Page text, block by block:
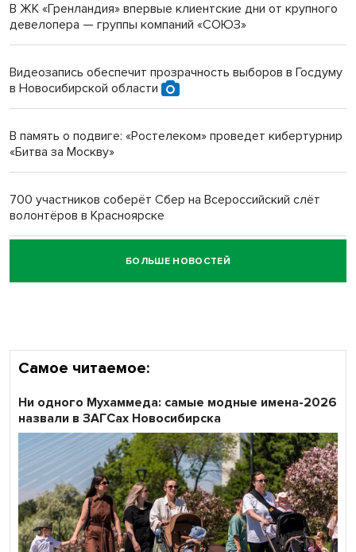
Новосибирский преподаватель с женой вошли в топ-16
В ЖК «Гренландия» впервые клиентские дни от крупного
девелопера — группы компаний «СОЮЗ»
Видеозапись обеспечит прозрачность выборов в Госдуму
в Новосибирской области
В память о подвиге: «Ростелеком» проведет кибертурнир
«Битва за Москву»
700 участников соберёт Сбер на Всероссийский слёт
волонтёров в Красноярске
Честный выбор: видеонаблюдение обеспечит
объективность результатов ЕДГ в Новосибирской
БОЛЬШЕ НОВОСТЕЙ
Самое читаемое:
Ни одного Мухаммеда: самые модные имена-2026
назвали в ЗАГСах Новосибирска